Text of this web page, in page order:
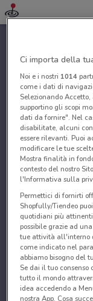
Ci importa della
Noi e i nostri 1014
come i dati di
Selezionando
supportino gli scopi
dati da fornire". Nel
disabilitate, alcuni
essere rilevanti. Puoi
modificare le tue
Mostra finalità in
contesto del nostro
l'Informativa sulla
Permettici di fornirti
Shopfully/Tiendeo
quotidiani più
possibile grazie ad
tue attività all'interno
come indicato nel
abbiamo bisogno del
Se dai il tuo
tutto il mondo
idea accedendo a
nostra App. Cosa